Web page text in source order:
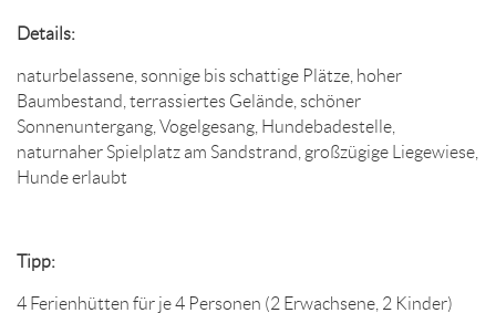
Details:
naturbelassene, sonnige bis schattige Plätze, hoher
Baumbestand, terrassiertes Gelände, schöner
Sonnenuntergang, Vogelgesang, Hundebadestelle,
naturnaher Spielplatz am Sandstrand, großzügige Liegewiese,
Hunde erlaubt
Tipp:
4 Ferienhütten für je 4 Personen (2 Erwachsene, 2 Kinder)